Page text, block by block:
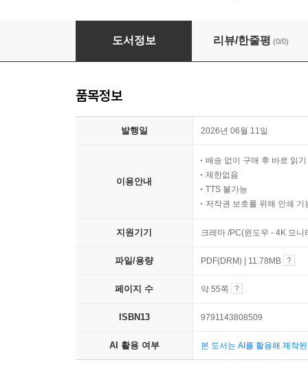
누가 똥 쌌어?
도서정보 리뷰/한줄평 (0/0)
품목정보
발행일 2026년 06월 11일
이용안내
배송 없이 구매 후 바로 읽기
제한없음
TTS 불가능
저작권 보호를 위해 인쇄 기
지원기기 크레마 /PC(윈도우 - 4K 모
파일/용량 PDF(DRM) | 11.78MB
페이지 수 약 55쪽
ISBN13 9791143808509
AI 활용 여부 본 도서는 AI를 활용해 제작